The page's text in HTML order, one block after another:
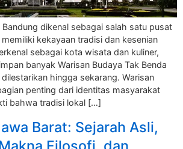
Bandung dikenal sebagai salah satu pusat
kekayaan tradisi dan kesenian
sebagai kota wisata dan kuliner,
banyak Warisan Budaya Tak Benda
hingga sekarang. Warisan
penting dari identitas masyarakat
bahwa tradisi lokal […]
Barat: Sejarah Asli,